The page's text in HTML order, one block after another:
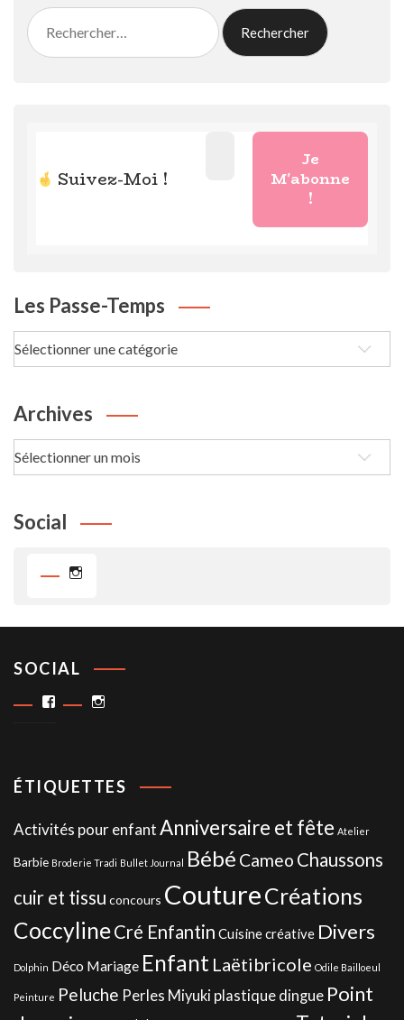
Rechercher :
Suivez-Moi !
Les Passe-Temps
Les
passe-
Archives
Archives
Social
SOCIAL
Facebook
ÉTIQUETTES
Activités pour enfantAnniversaire et fête Atelier
Barbie Broderie Tradi Bullet Journal Bébé Cameo Chaussons
cuir et tissu concours CoutureCréations
CoccylineCré Enfantin Cuisine créative Divers
Dolphin Déco Mariage Enfant Laëtibricole Odile Bailloeul
Peinture Peluche Perles Miyuki plastique dingue Point